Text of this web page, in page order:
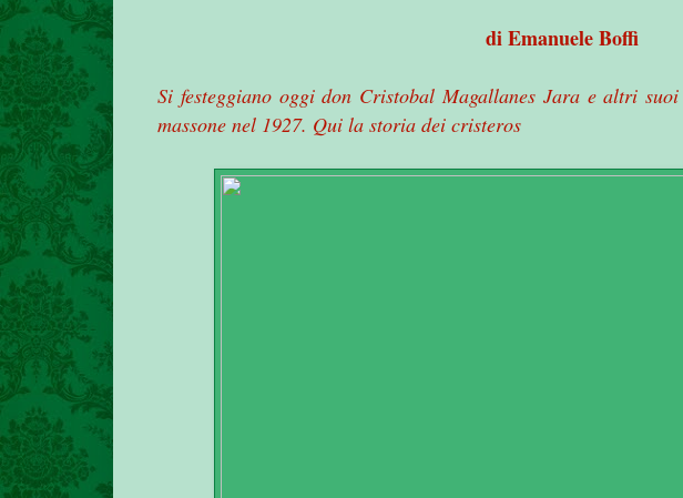
di Emanuele Boffi
Si festeggiano oggi don Cristobal Magallanes Jara e altri
massone nel 1927. Qui la storia dei cristeros